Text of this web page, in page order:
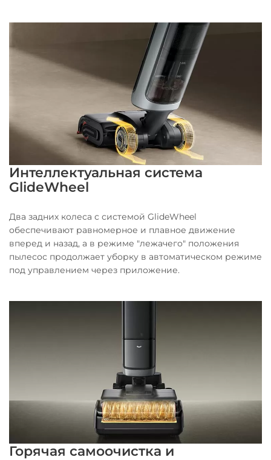
Интеллектуальная система
GlideWheel
Два задних колеса с системой GlideWheel
обеспечивают равномерное и плавное движение
вперед и назад, а в режиме "лежачего" положения
пылесос продолжает уборку в автоматическом режиме
под управлением через приложение.
Горячая самоочистка и